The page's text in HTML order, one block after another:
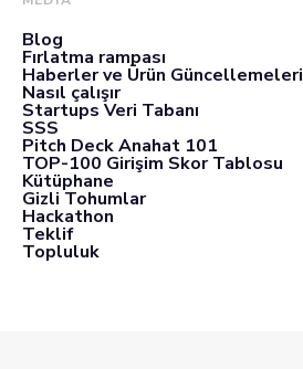
Blog
Fırlatma rampası
Haberler ve Ürün Güncellemeleri
Nasıl çalışır
Startups Veri Tabanı
SSS
Pitch Deck Anahat 101
TOP-100 Girişim Skor Tablosu
Kütüphane
Gizli Tohumlar
Hackathon
Teklif
Topluluk